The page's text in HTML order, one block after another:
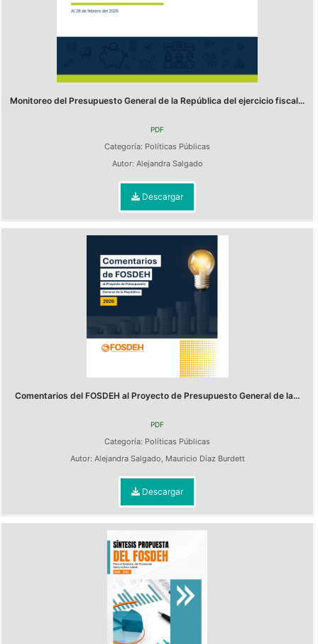
Monitoreo del Presupuesto General de la República del ejercicio fiscal...
PDF
Categoría: Políticas Públicas
Autor: Alejandra Salgado
Descargar
Comentarios del FOSDEH al Proyecto de Presupuesto General de la...
PDF
Categoría: Políticas Públicas
Autor: Alejandra Salgado, Mauricio Díaz Burdett
Descargar